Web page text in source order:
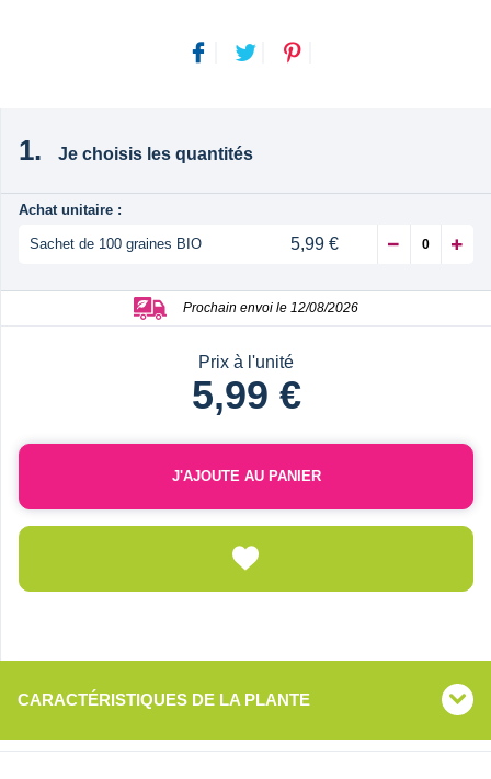
Je choisis les quantités
Achat unitaire :
Sachet de 100 graines BIO 5,99 €
Prochain envoi le 12/08/2026
Prix à l'unité
5,99 €
J'AJOUTE AU PANIER
CARACTÉRISTIQUES DE LA PLANTE